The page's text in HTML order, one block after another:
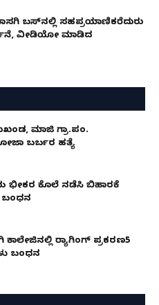
ಬಸ್‌ನಲ್ಲಿ ಸಹಪ್ರಯಾಣಿಕರೆದುರು
ವೀಡಿಯೋ ಮಾಡಿದ
ಮಾಜಿ ಗ್ರಾ.ಪಂ.
ಬರ್ಬರ ಹತ್ಯೆ
ಭೀಕರ ಕೊಲೆ ನಡೆಸಿ ಬಿಹಾರಕ್ಕೆ
ಬಂಧನ
ರ‌್ಯಾಗಿಂಗ್ ಪ್ರಕರಣ5
ಬಂಧನ